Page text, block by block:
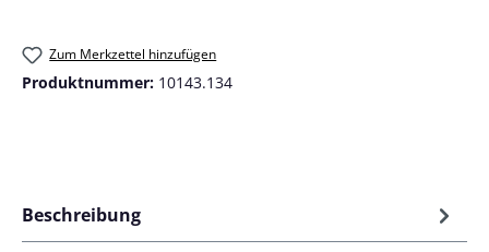
Zum Merkzettel hinzufügen
Produktnummer: 10143.134
Beschreibung